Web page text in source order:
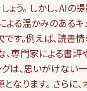
ょう。 しかし、AI
よる温かみのあるキ
す。例えば、読書情
、専門家による書
は、思いがけない
なります。 さらに、